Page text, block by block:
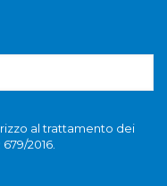
al trattamento dei
2016.